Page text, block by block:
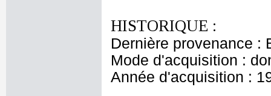
HISTORIQUE :
Dernière provenance :
Mode d'acquisition :
Année d'acquisition :